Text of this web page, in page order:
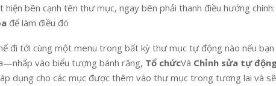
hiện bên cạnh tên thư mục, ngay bên phải thanh điều hướng
để làm điều đó
đi tới cùng một menu trong bất kỳ thư mục tự động nào nếu
vào biểu tượng bánh răng, Tổ chứcVà Chỉnh sửa tự
dụng cho các mục được thêm vào thư mục trong tương lai và